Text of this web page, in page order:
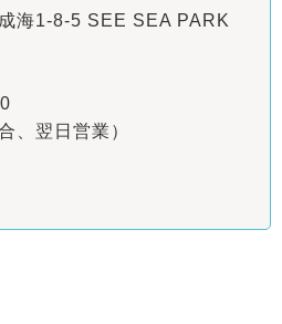
海1-8-5 SEE SEA PARK
、翌日営業）